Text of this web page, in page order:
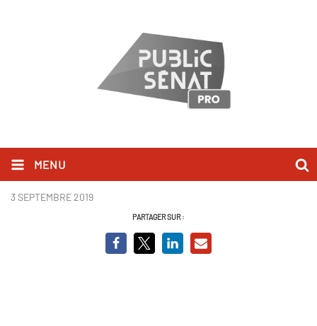
MENU
P4.PNG
3 SEPTEMBRE 2019
PARTAGER SUR :